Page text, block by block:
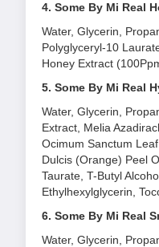
Công thức
1. Mặt Nạ
Mặt Nạ Dưỡng Da
bên ngoài và cung
Lô Hội có hiệu quả
4. Some By Mi Real
Water, Glycerin,
Polyglyceryl-10
Honey Extract
5. Some By Mi Real
Water, Glycerin,
Extract, Melia
Ocimum Sanctum
Dulcis (Orange) Peel
Taurate, T-Butyl
Ethylhexylglycerin,
6. Some By Mi Real
Water, Glycerin,